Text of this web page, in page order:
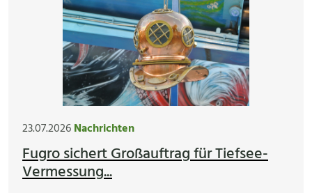
23.07.2026Nachrichten
Fugro sichert Großauftrag für Tiefsee-
Vermessung...